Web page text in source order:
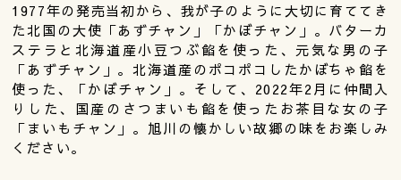
1977年の発売当初から、我が子のように大切に育ててき
た北国の大使「あずチャン」「かぼチャン」。バターカ
ステラと北海道産小豆つぶ餡を使った、元気な男の子
「あずチャン」。北海道産のポコポコしたかぼちゃ餡を
使った、「かぼチャン」。そして、2022年2月に仲間入
りした、国産のさつまいも餡を使ったお茶目な女の子
「まいもチャン」。旭川の懐かしい故郷の味をお楽しみ
ください。